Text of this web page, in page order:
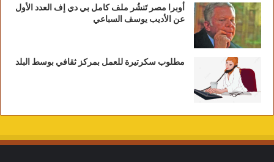
أوبرا مصر تَنشُر ملف كامل بي دي إف العدد الأول
عن الأديب يوسف السباعي
مطلوب سكرتيرة للعمل بمركز ثقافي بوسط البلد